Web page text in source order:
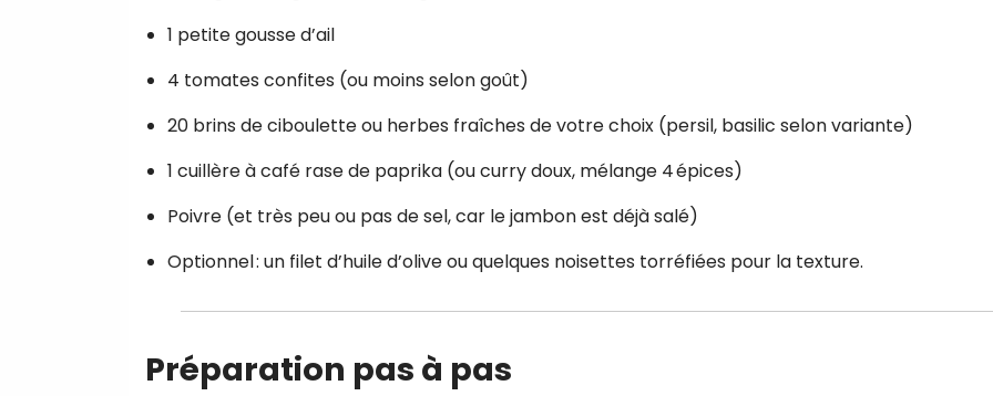
1 petite gousse d’ail
4 tomates confites (ou moins selon goût)
20 brins de ciboulette ou herbes fraîches de votre choix (persil, basilic selon variante)
1 cuillère à café rase de paprika (ou curry doux, mélange 4 épices)
Poivre (et très peu ou pas de sel, car le jambon est déjà salé)
Optionnel : un filet d’huile d’olive ou quelques noisettes torréfiées pour la texture.
Préparation pas à pas